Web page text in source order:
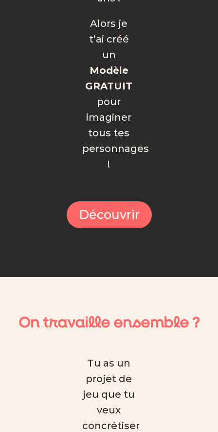
Alors je
t’ai créé
un
Modèle
GRATUIT
pour
imaginer
tous tes
personnages
!
Découvrir
On travaille ensemble ?
Tu as un
projet de
jeu que tu
veux
concrétiser